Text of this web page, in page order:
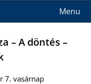
Menu
– A döntés –
7. vasárnap